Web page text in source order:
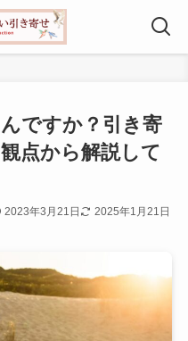
ですか？引き寄
点から解説して
2023年3月21日 2025年1月21日